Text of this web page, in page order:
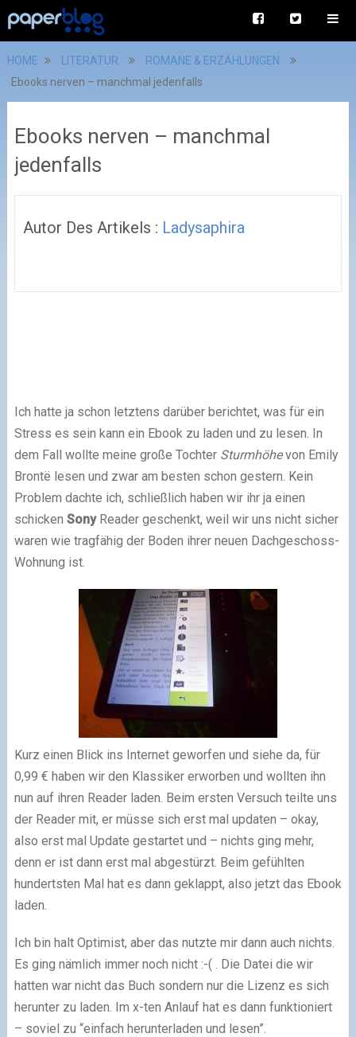
HOME LITERATUR
ROMANE & ERZÄHLUNGEN
Ebooks nerven – manchmal jedenfalls
Ebooks nerven – manchmal
jedenfalls
Autor Des Artikels : Ladysaphira
Ich hatte ja schon letztens darüber berichtet, was für ein
Stress es sein kann ein Ebook zu laden und zu lesen. In
dem Fall wollte meine große Tochter Sturmhöhevon Emily
Brontë lesen und zwar am besten schon gestern. Kein
Problem dachte ich, schließlich haben wir ihr ja einen
schicken SonyReader geschenkt, weil wir uns nicht sicher
waren wie tragfähig der Boden ihrer neuen Dachgeschoss-
Wohnung ist.
Kurz einen Blick ins Internet geworfen und siehe da, für
0,99 € haben wir den Klassiker erworben und wollten ihn
nun auf ihren Reader laden. Beim ersten Versuch teilte uns
der Reader mit, er müsse sich erst mal updaten – okay,
also erst mal Update gestartet und – nichts ging mehr,
denn er ist dann erst mal abgestürzt. Beim gefühlten
hundertsten Mal hat es dann geklappt, also jetzt das Ebook
laden.
Ich bin halt Optimist, aber das nutzte mir dann auch nichts.
Es ging nämlich immer noch nicht :-( . Die Datei die wir
hatten war nicht das Buch sondern nur die Lizenz es sich
herunter zu laden. Im x-ten Anlauf hat es dann funktioniert
– soviel zu “einfach herunterladen und lesen”.